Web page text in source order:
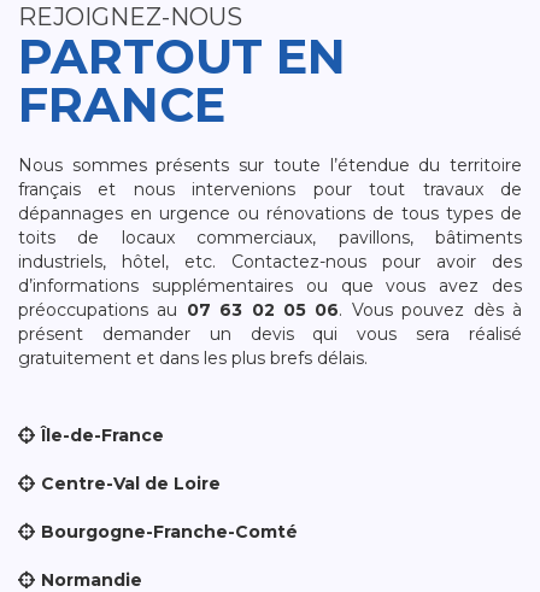
REJOIGNEZ-NOUS
PARTOUT EN
FRANCE
Nous sommes présents sur toute l’étendue du territoire
français et nous intervenions pour tout travaux de
dépannages en urgence ou rénovations de tous types de
toits de locaux commerciaux, pavillons, bâtiments
industriels, hôtel, etc. Contactez-nous pour avoir des
d’informations supplémentaires ou que vous avez des
préoccupations au 07 63 02 05 06. Vous pouvez dès à
présent demander un devis qui vous sera réalisé
gratuitement et dans les plus brefs délais.
Île-de-France
Centre-Val de Loire
Bourgogne-Franche-Comté
Normandie